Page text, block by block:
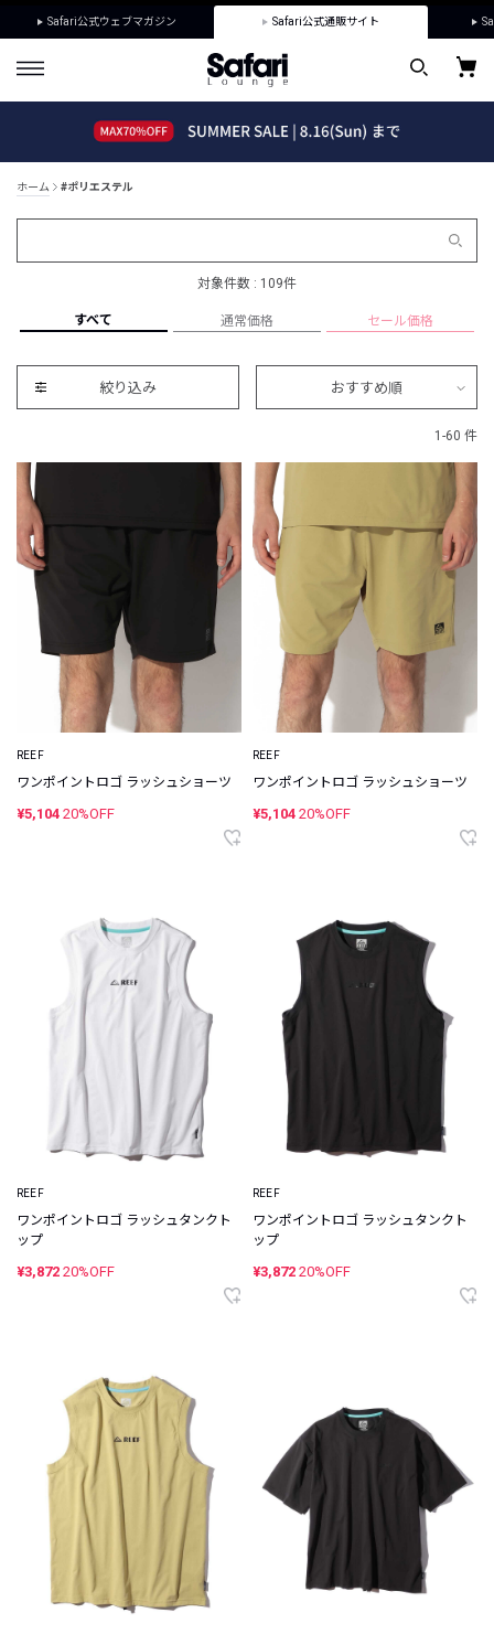
Safari公式ウェブマガジン Safari公式通販サイト
ホーム #ポリエステル
対象件数 : 109件
すべて 通常価格 セール価格
絞り込み おすすめ順
1-60 件
REEF
ワンポイントロゴ ラッシュショーツ
¥5,104 20%OFF
REEF
ワンポイントロゴ ラッシュショーツ
¥5,104 20%OFF
REEF
ワンポイントロゴ ラッシュタンクト
ップ
¥3,872 20%OFF
REEF
ワンポイントロゴ ラッシュタンクト
ップ
¥3,872 20%OFF